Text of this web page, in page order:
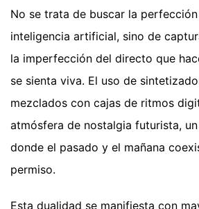
No se trata de buscar la
inteligencia artificial, sino de
la imperfección del directo que
se sienta viva. El uso de
mezclados con cajas de ritmos
atmósfera de nostalgia futurista,
donde el pasado y el mañana
permiso.
Esta dualidad se manifiesta con